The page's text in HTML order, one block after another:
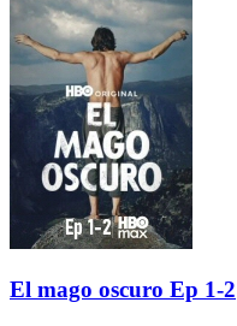
El mago oscuro Ep 1-2